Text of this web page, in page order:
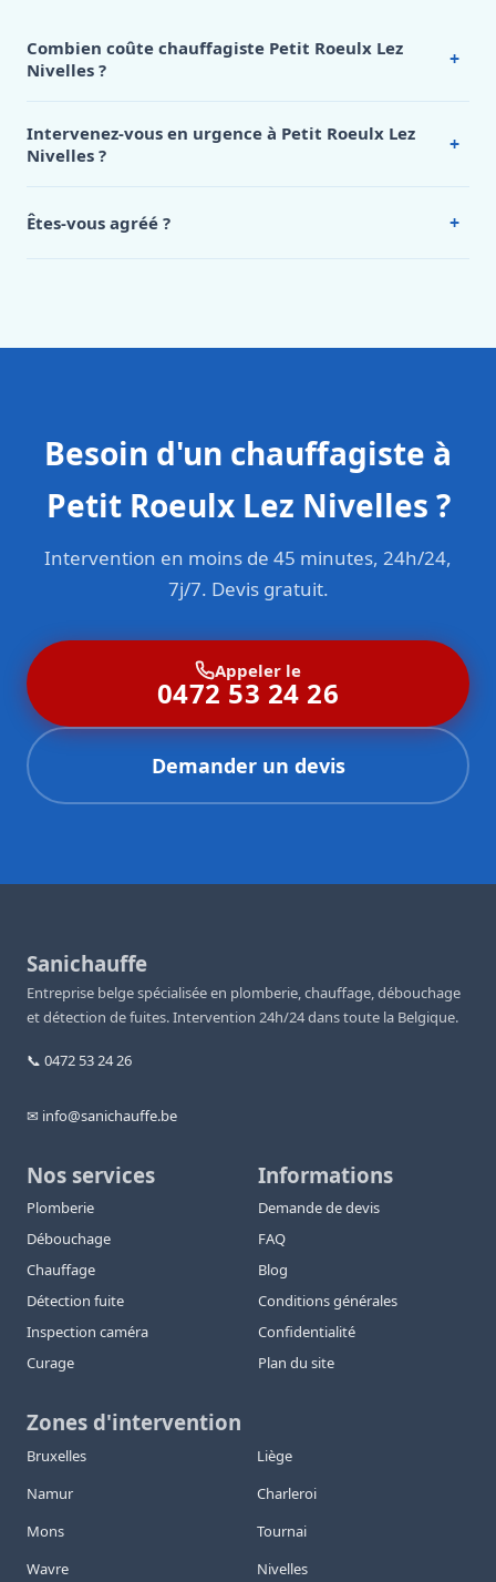
Combien coûte chauffagiste Petit Roeulx Lez
Nivelles ?
+
Roeulx Lez Nivelles, appelez le 0472 53 24 26.
Intervenez-vous en urgence à Petit Roeulx Lez
Nivelles ?
+
Êtes-vous agréé ? +
Besoin d'un chauffagiste à
Petit Roeulx Lez Nivelles ?
Intervention en moins de 45 minutes, 24h/24,
7j/7. Devis gratuit.
Appeler le
0472 53 24 26
Demander un devis
Sanichauffe
Entreprise belge spécialisée en plomberie, chauffage, débouchage
et détection de fuites. Intervention 24h/24 dans toute la Belgique.
📞 0472 53 24 26
✉ info@sanichauffe.be
Nos services
Plomberie
Débouchage
Chauffage
Détection fuite
Inspection caméra
Curage
Informations
Demande de devis
FAQ
Blog
Conditions générales
Confidentialité
Plan du site
Zones d'intervention
Bruxelles
Liège
Namur
Charleroi
Mons
Tournai
Wavre
Nivelles